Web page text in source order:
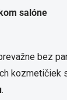
salóne
bez
kozmetičiek
.